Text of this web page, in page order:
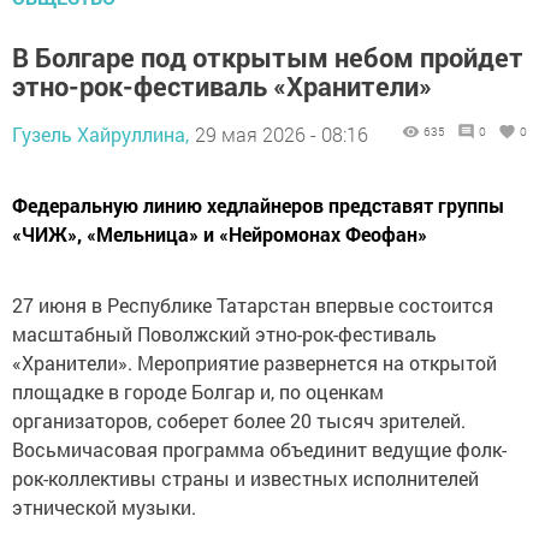
В Болгаре под открытым небом пройдет
этно-рок-фестиваль «Хранители»
Гузель Хайруллина, 29 мая 2026 - 08:16 635 0 0
Федеральную линию хедлайнеров представят группы
«ЧИЖ», «Мельница» и «Нейромонах Феофан»
27 июня в Республике Татарстан впервые состоится
масштабный Поволжский этно-рок-фестиваль
«Хранители». Мероприятие развернется на открытой
площадке в городе Болгар и, по оценкам
организаторов, соберет более 20 тысяч зрителей.
Восьмичасовая программа объединит ведущие фолк-
рок-коллективы страны и известных исполнителей
этнической музыки.